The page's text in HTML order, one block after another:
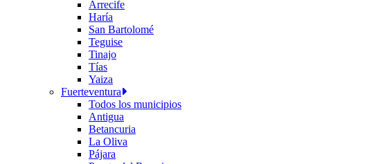
Arrecife
Haría
San Bartolomé
Teguise
Tinajo
Tías
Yaiza
Fuerteventura
Todos los municipios
Antigua
Betancuria
La Oliva
Pájara